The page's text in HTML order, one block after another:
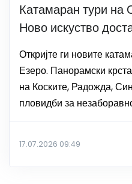
Катамаран тури на
Ново искуство
Откријте ги новите
Езеро. Панорамски
на Коските, Радожда,
пловидби за
17.07.2026 09:49